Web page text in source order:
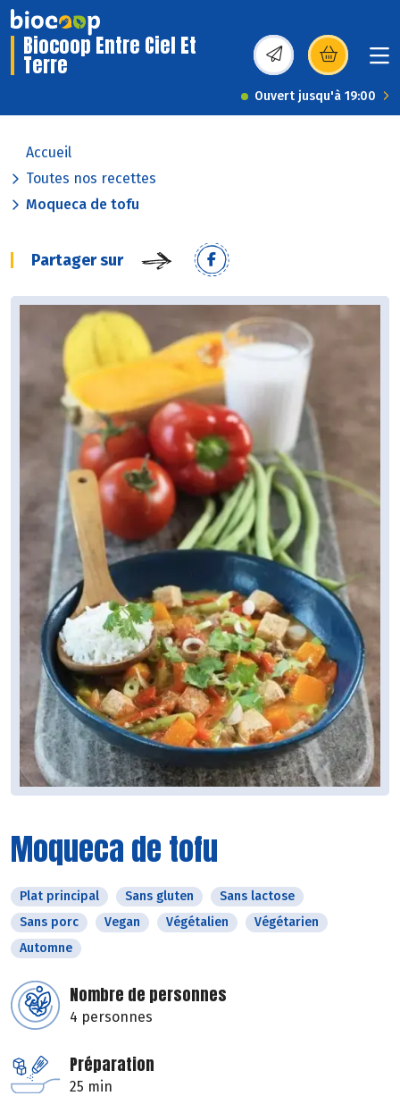
Biocoop Entre Ciel Et
Terre (s’ouvre dans une
Ouvert jusqu'à 19:00
Accueil
Toutes nos recettes
Moqueca de tofu
Partager sur
Moqueca de tofu
Plat principal Sans gluten
Sans lactose
Sans porc
Vegan Végétalien
Végétarien
Automne
Nombre de personnes
4 personnes
Préparation
25 min